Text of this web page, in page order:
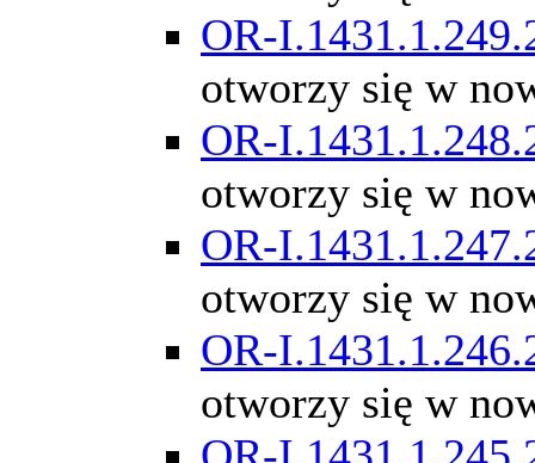
OR-
otworzy się w
OR-
otworzy się w
OR-
otworzy się w
OR-
otworzy się w